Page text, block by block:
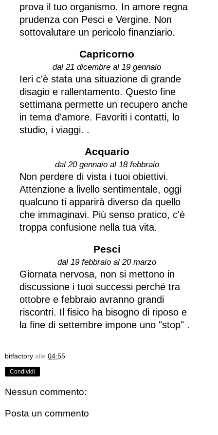
prova il tuo organismo. In amore regna
prudenza con Pesci e Vergine. Non
sottovalutare un pericolo finanziario.
Capricorno
dal 21 dicembre al 19 gennaio
Ieri c'è stata una situazione di grande
disagio e rallentamento. Questo fine
settimana permette un recupero anche
in tema d'amore. Favoriti i contatti, lo
studio, i viaggi. .
Acquario
dal 20 gennaio al 18 febbraio
Non perdere di vista i tuoi obiettivi.
Attenzione a livello sentimentale, oggi
qualcuno ti apparirà diverso da quello
che immaginavi. Più senso pratico, c'è
troppa confusione nella tua vita.
Pesci
dal 19 febbraio al 20 marzo
Giornata nervosa, non si mettono in
discussione i tuoi successi perché tra
ottobre e febbraio avranno grandi
riscontri. Il fisico ha bisogno di riposo e
la fine di settembre impone uno "stop" .
bitfactory alle 04:55
Condividi
Nessun commento:
Posta un commento